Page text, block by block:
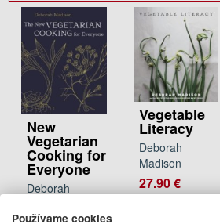
New
Vegetarian
Cooking for
Everyone
Deborah
Vegetable
Literacy
Deborah
Madison
27.90 €
Používame cookies